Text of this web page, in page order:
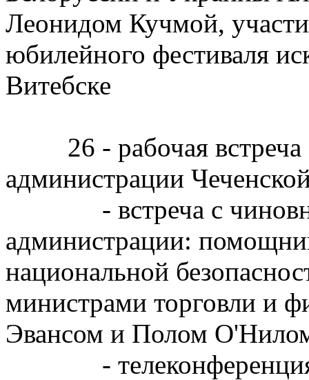
Леонидом Кучмой,
юбилейного фестиваля
Витебске
26 - рабочая встреча
администрации
- встреча с
администрации:
национальной
министрами торговли и
Эвансом и Полом
- телеконференция с